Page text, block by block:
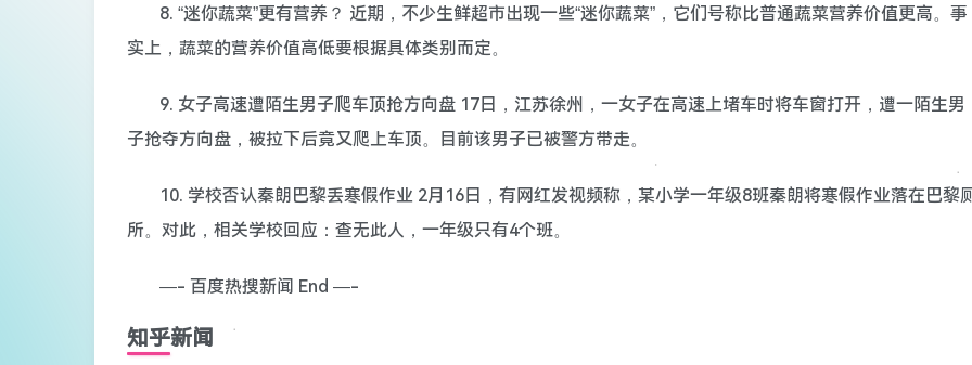
8. “迷你蔬菜”更有营养？ 近期，不少生鲜超市出现一些“迷你蔬菜”，它们号称比普通蔬菜营养价值更高。事
实上，蔬菜的营养价值高低要根据具体类别而定。
9. 女子高速遭陌生男子爬车顶抢方向盘 17日，江苏徐州，一女子在高速上堵车时将车窗打开，遭一陌生男
子抢夺方向盘，被拉下后竟又爬上车顶。目前该男子已被警方带走。
10. 学校否认秦朗巴黎丢寒假作业 2月16日，有网红发视频称，某小学一年级8班秦朗将寒假作业落在巴黎
所。对此，相关学校回应：查无此人，一年级只有4个班。
—- 百度热搜新闻 End —-
知乎新闻